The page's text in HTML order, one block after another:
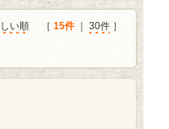
い順 ［ 15件｜ 30件 ］